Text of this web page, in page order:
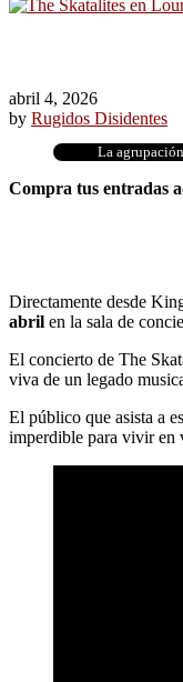
abril 4, 2026
by Rugidos Disidentes
La
Compra tus entradas
Directamente desde
abril en la sala de
El concierto de The
viva de un legado
El público que asista a
imperdible para vivir en